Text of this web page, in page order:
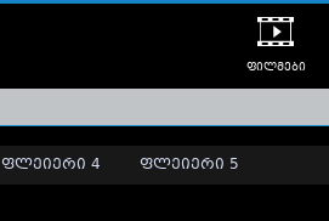
ფილმები
თრეილერები
ფლეიერი 4 ფლეიერი 5